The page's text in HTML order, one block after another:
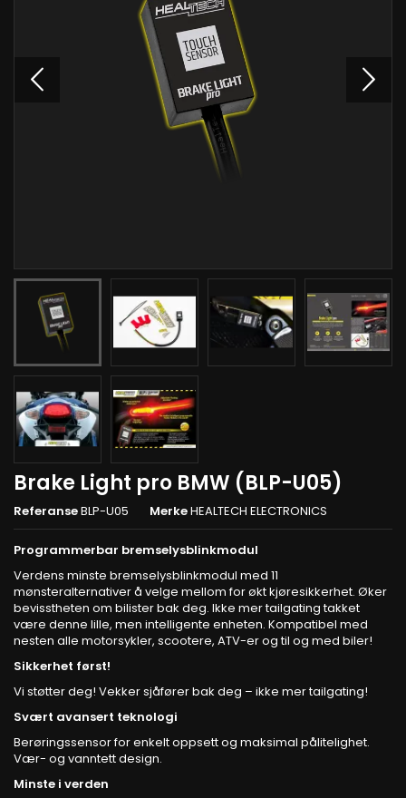
Brake Light pro BMW (BLP-U05)
ReferanseBLP-U05 MerkeHEALTECH ELECTRONICS
Programmerbar bremselysblinkmodul
Verdens minste bremselysblinkmodul med 11
mønsteralternativer å velge mellom for økt kjøresikkerhet. Øker
bevisstheten om bilister bak deg. Ikke mer tailgating takket
være denne lille, men intelligente enheten. Kompatibel med
nesten alle motorsykler, scootere, ATV-er og til og med biler!
Sikkerhet først!
Vi støtter deg! Vekker sjåfører bak deg – ikke mer tailgating!
Svært avansert teknologi
Berøringssensor for enkelt oppsett og maksimal pålitelighet.
Vær- og vanntett design.
Minste i verden